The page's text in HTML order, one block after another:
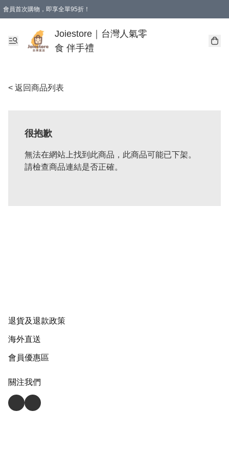
會員首次購物，即享全單95折！
購物滿 HKD 350.00即享免運費優惠！（適用於 本地送貨、本地取貨 )
Joiestore｜台灣人氣零
食 伴手禮
< 返回商品列表
很抱歉
無法在網站上找到此商品，此商品可能已下架。
請檢查商品連結是否正確。
退貨及退款政策
海外直送
會員優惠區
關注我們